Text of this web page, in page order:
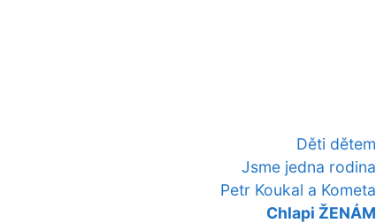
Děti dětem
Jsme jedna rodina
Petr Koukal a Kometa
Chlapi ŽENÁM